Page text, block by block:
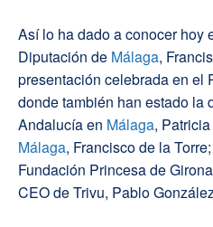
Así lo ha dado a conocer hoy
Diputación de Málaga,
presentación celebrada en el
donde también han estado la
Andalucía en Málaga,
Málaga, Francisco de la
Fundación Princesa de
CEO de Trivu, Pablo